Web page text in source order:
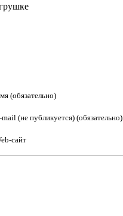
(обязательно)
mail (не публикуется) (обязательно)
сайт